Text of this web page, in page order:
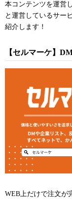
本コンテンツを運営
と運営しているサー
紹介します！
【セルマーケ】
WEB上だけで注文が